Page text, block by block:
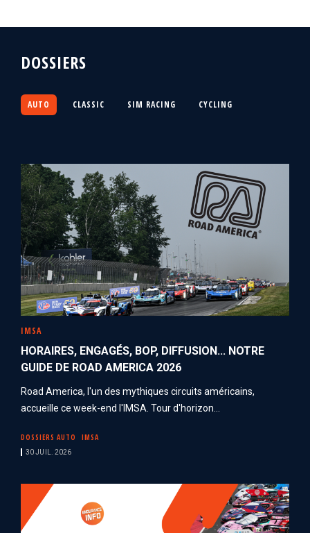
DOSSIERS
AUTO CLASSIC SIM RACING CYCLING
IMSA
HORAIRES, ENGAGÉS, BOP, DIFFUSION... NOTRE
GUIDE DE ROAD AMERICA 2026
Road America, l'un des mythiques circuits américains,
accueille ce week-end l'IMSA. Tour d'horizon...
DOSSIERS AUTO IMSA
30 JUIL. 2026